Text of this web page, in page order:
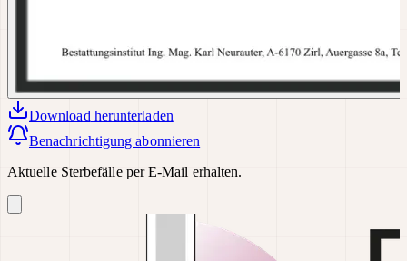
Download herunterladen
Benachrichtigung abonnieren
Aktuelle Sterbefälle per E-Mail erhalten.